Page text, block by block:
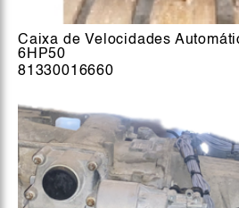
Caixa de Velocidades
6HP50
81330016660